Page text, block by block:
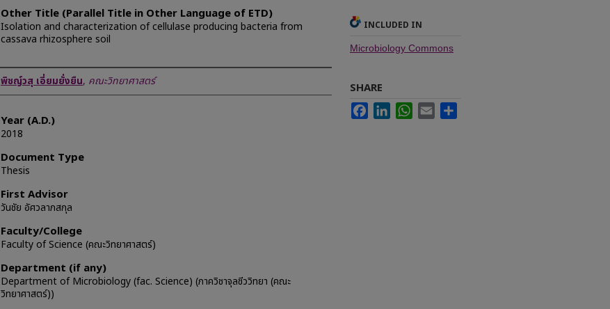
Other Title (Parallel Title in Other Language of ETD)
Isolation and characterization of cellulase producing bacteria from
cassava rhizosphere soil
Author
พิชญ์วสุ เอี่ยมยั่งยืน, คณะวิทยาศาสตร์
Year (A.D.)
2018
Document Type
Thesis
First Advisor
วันชัย อัศวลาภสกุล
Faculty/College
Faculty of Science (คณะวิทยาศาสตร์)
Department (if any)
Department of Microbiology (fac. Science) (ภาควิชาจุลชีววิทยา (คณะ
วิทยาศาสตร์))
INCLUDED IN
Microbiology Commons
SHARE
FacebookLinkedInWhatsApp
Email